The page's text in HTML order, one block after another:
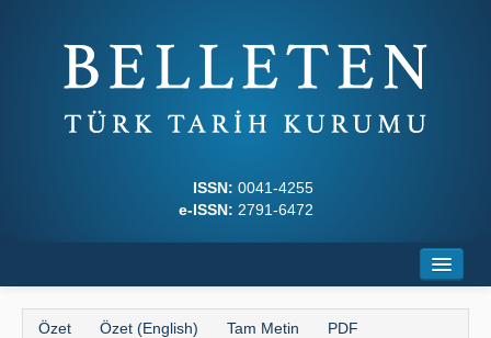
ISSN: 0041-4255
e-ISSN: 2791-6472
Özet Özet (English) Tam Metin PDF